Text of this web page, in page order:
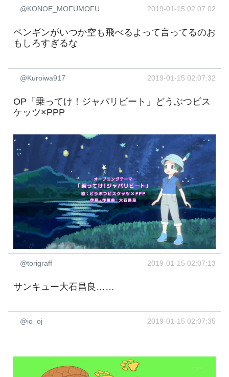
@KONOE_MOFUMOFU 2019-01-15 02:07:02
ペンギンがいつか空も飛べるよって言ってるのお
もしろすぎるな
@Kuroiwa917 2019-01-15 02:07:32
OP「乗ってけ！ジャパリビート」どうぶつビス
ケッツ×PPP
@torigraff 2019-01-15 02:07:13
サンキュー大石昌良……
@io_oj 2019-01-15 02:07:35